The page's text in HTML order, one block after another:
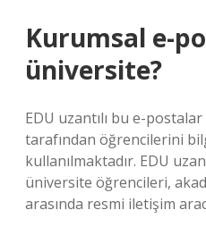
Kurumsal e-
üniversite?
EDU uzantılı bu e-
tarafından öğrencilerini
kullanılmaktadır. EDU
üniversite öğrencileri,
arasında resmi iletişim